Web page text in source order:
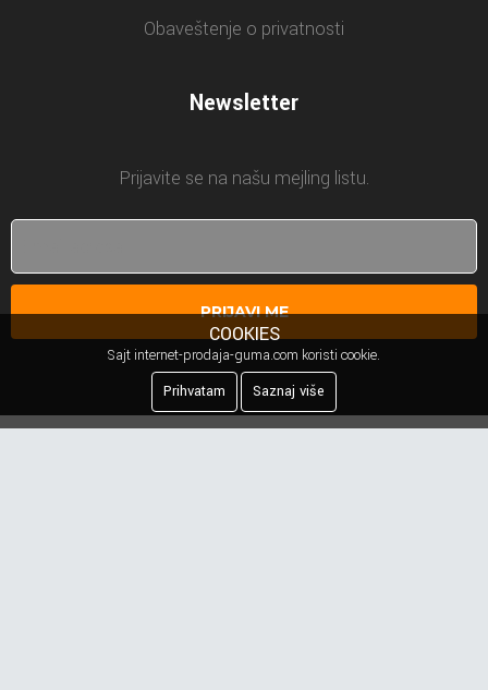
Obaveštenje o privatnosti
Newsletter
Prijavite se na našu mejling listu.
PRIJAVI ME
COOKIES
Sajt internet-prodaja-guma.com koristi cookie.
Prihvatam
Saznaj više